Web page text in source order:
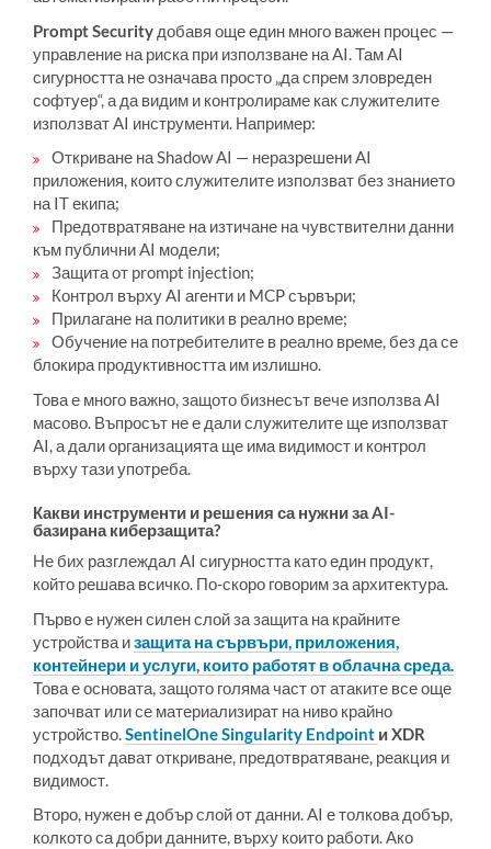
Prompt Security добавя още един много важен процес —
управление на риска при използване на AI. Там AI
сигурността не означава просто „да спрем зловреден
софтуер“, а да видим и контролираме как служителите
използват AI инструменти. Например:
Откриване на Shadow AI — неразрешени AI
приложения, които служителите използват без знанието
на IT екипа;
Предотвратяване на изтичане на чувствителни данни
към публични AI модели;
Защита от prompt injection;
Контрол върху AI агенти и MCP сървъри;
Прилагане на политики в реално време;
Обучение на потребителите в реално време, без да се
блокира продуктивността им излишно.
Това е много важно, защото бизнесът вече използва AI
масово. Въпросът не е дали служителите ще използват
AI, а дали организацията ще има видимост и контрол
върху тази употреба.
Какви инструменти и решения са нужни за AI-
базирана киберзащита?
Не бих разглеждал AI сигурността като един продукт,
който решава всичко. По-скоро говорим за архитектура.
Първо е нужен силен слой за защита на крайните
устройства изащита на сървъри, приложения,
контейнери и услуги, които работят в облачна среда.
Това е основата, защото голяма част от атаките все още
започват или се материализират на ниво крайно
устройство. SentinelOne Singularity Endpoint и XDR
подходът дават откриване, предотвратяване, реакция и
видимост.
Второ, нужен е добър слой от данни. AI е толкова добър,
колкото са добри данните, върху които работи. Ако